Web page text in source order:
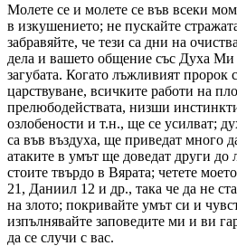
Молете се и молете се във всеки
в изкушението; не пускайте
забравяйте, че тези са дни на
дела и вашето общение със Духа Ми
загубата. Когато лъжливият пророк
царствуване, всичките работи на
прелюбодействата, низши
озлобености и т.н., ще се усилват;
са във въздуха, ще приведат много
атаките в умът ще доведат други до
стоите твърдо в Вярата; четете
21, Даниил 12 и др., така че да не
на злото; покривайте умът си и
изпълнявайте заповедите ми и ви
да се случи с вас.